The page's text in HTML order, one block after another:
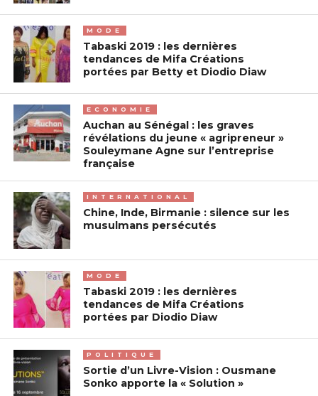
MODE
Tabaski 2019 : les dernières
tendances de Mifa Créations
portées par Betty et Diodio Diaw
ECONOMIE
Auchan au Sénégal : les graves
révélations du jeune « agripreneur »
Souleymane Agne sur l’entreprise
française
INTERNATIONAL
Chine, Inde, Birmanie : silence sur les
musulmans persécutés
MODE
Tabaski 2019 : les dernières
tendances de Mifa Créations
portées par Diodio Diaw
POLITIQUE
Sortie d’un Livre-Vision : Ousmane
Sonko apporte la « Solution »